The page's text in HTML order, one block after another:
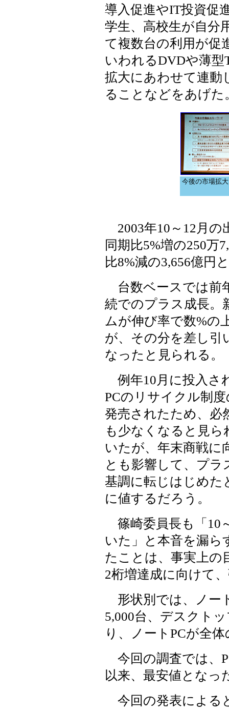
導入促進やIT投資促
学生、高校生が自分
て複数台の利用が促
いわれるDVDや薄
拡大にあわせて連動
ることなどをあげた
今後の市場拡
2003年10～12月の
同期比5%増の250万
比8%減の3,656億円
台数ベースでは前
続でのプラス成長。
ムが伸び率で数%の
が、その分を差し引
なったと見られる。
例年10月に投入さ
PCのリサイクル制
発売されたため、必
も少なくなると見
いたが、年末商戦に
とも影響して、プラ
基調に転じはじめた
に値するだろう。
篠崎委員長も「10
いた」と本音を漏ら
たことは、事実上の
2桁増達成に向けて
形状別では、ノー
5,000台、デスクト
り、ノートPCが全
今回の調査では、
以来、最安値となっ
今回の発表による